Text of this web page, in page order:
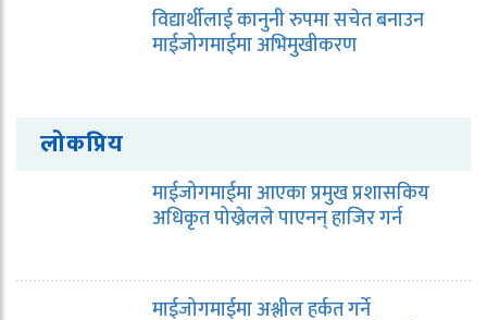
विद्यार्थीलाई कानुनी रुपमा सचेत बनाउन
माईजोगमाईमा अभिमुखीकरण
लोकप्रिय
माईजोगमाईमा आएका प्रमुख प्रशासकिय
अधिकृत पोख्रेलले पाएनन् हाजिर गर्न
माईजोगमाईमा अश्लील हर्कत गर्ने